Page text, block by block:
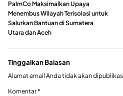
PalmCo Maksimalkan Upaya
Menembus Wilayah Terisolasi untuk
Salurkan Bantuan di Sumatera
Utara dan Aceh
Tinggalkan Balasan
Alamat email Anda tidak akan
Komentar*